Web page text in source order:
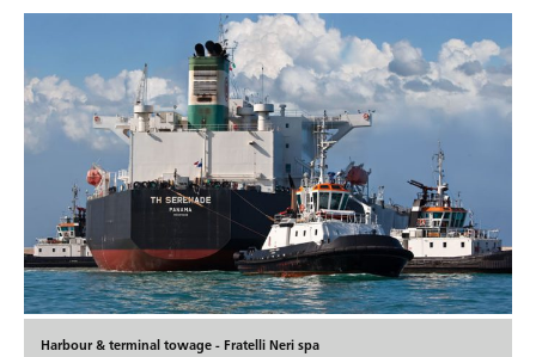
Harbour & terminal towage - Fratelli Neri spa